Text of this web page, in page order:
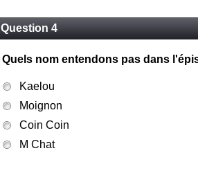
Question 4
Quels nom entendons pas dans
Kaelou
Moignon
Coin Coin
M Chat